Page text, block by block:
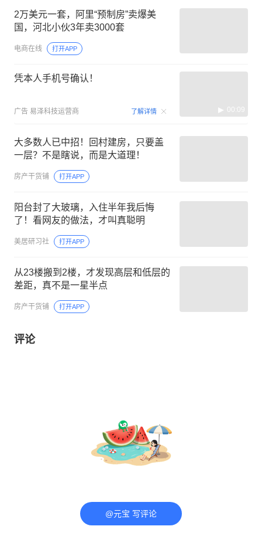
2万美元一套，阿里“预制房”卖爆美
国，河北小伙3年卖3000套
电商在线 打开APP
凭本人手机号确认！
广告 易泽科技运营商 了解详情 00:09
大多数人已中招！回村建房，只要盖
一层？不是瞎说，而是大道理！
房产干货铺 打开APP
阳台封了大玻璃，入住半年我后悔
了！看网友的做法，才叫真聪明
美居研习社 打开APP
从23楼搬到2楼，才发现高层和低层的
差距，真不是一星半点
房产干货铺 打开APP
评论
@元宝 写评论